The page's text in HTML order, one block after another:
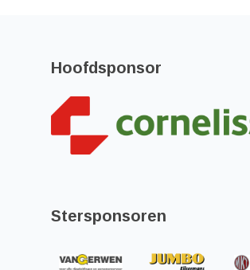
Hoofdsponsor
Stersponsoren